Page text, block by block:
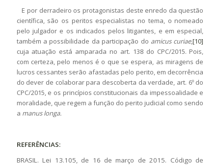
E por derradeiro os protagonistas deste enredo da questão
científica, são os peritos especialistas no tema, o nomeado
pelo julgador e os indicados pelos litigantes, e em especial,
também a possibilidade da participação do amicus curiae,[10]
cuja atuação está amparada no art. 138 do CPC/2015. Pois,
com certeza, pelo menos é o que se espera, as miragens de
lucros cessantes serão afastadas pelo perito, em decorrência
do dever de colaborar para descoberta da verdade, art. 6º do
CPC/2015, e os princípios constitucionais da impessoalidade e
moralidade, que regem a função do perito judicial como sendo
a manus longa.
REFERÊNCIAS:
BRASIL. Lei 13.105, de 16 de março de 2015. Código de